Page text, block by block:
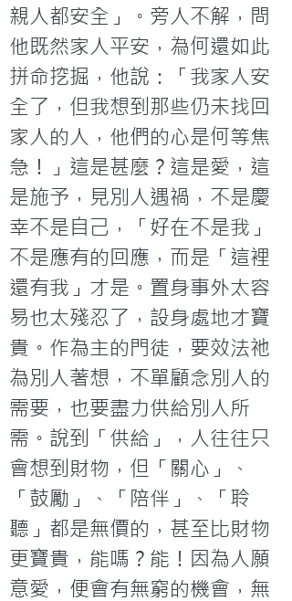
親人都安全」。旁人不解，問
他既然家人平安，為何還如此
拼命挖掘，他說：「我家人安
全了，但我想到那些仍未找回
家人的人，他們的心是何等焦
急！」這是甚麼？這是愛，這
是施予，見別人遇禍，不是慶
幸不是自己，「好在不是我」
不是應有的回應，而是「這裡
還有我」才是。置身事外太容
易也太殘忍了，設身處地才寶
貴。作為主的門徒，要效法祂
為別人著想，不單顧念別人的
需要，也要盡力供給別人所
需。說到「供給」，人往往只
會想到財物，但「關心」、
「鼓勵」、「陪伴」、「聆
聽」都是無價的，甚至比財物
更寶貴，能嗎？能！因為人願
意愛，便會有無窮的機會，無